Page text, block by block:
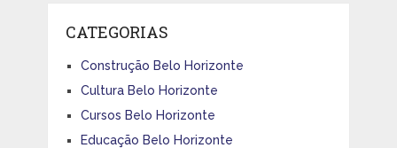
CATEGORIAS
Construção Belo Horizonte
Cultura Belo Horizonte
Cursos Belo Horizonte
Educação Belo Horizonte